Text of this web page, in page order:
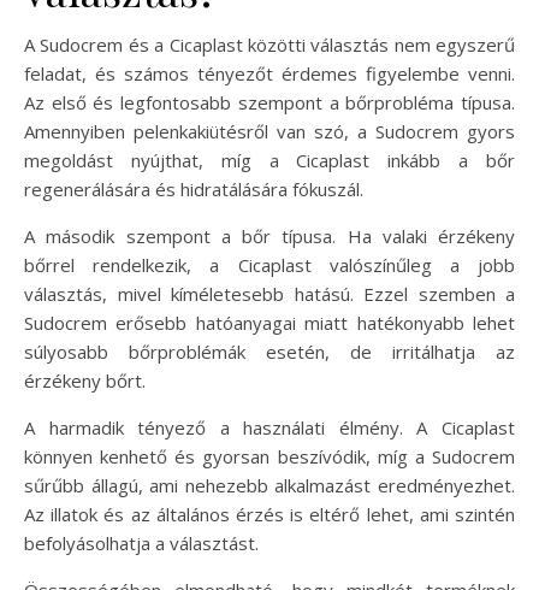
A Sudocrem és a Cicaplast közötti választás nem egyszerű
feladat, és számos tényezőt érdemes figyelembe venni.
Az első és legfontosabb szempont a bőrprobléma típusa.
Amennyiben pelenkakiütésről van szó, a Sudocrem gyors
megoldást nyújthat, míg a Cicaplast inkább a bőr
regenerálására és hidratálására fókuszál.
A második szempont a bőr típusa. Ha valaki érzékeny
bőrrel rendelkezik, a Cicaplast valószínűleg a jobb
választás, mivel kíméletesebb hatású. Ezzel szemben a
Sudocrem erősebb hatóanyagai miatt hatékonyabb lehet
súlyosabb bőrproblémák esetén, de irritálhatja az
érzékeny bőrt.
A harmadik tényező a használati élmény. A Cicaplast
könnyen kenhető és gyorsan beszívódik, míg a Sudocrem
sűrűbb állagú, ami nehezebb alkalmazást eredményezhet.
Az illatok és az általános érzés is eltérő lehet, ami szintén
befolyásolhatja a választást.